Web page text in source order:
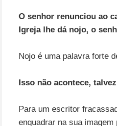
O senhor renunciou ao
Igreja lhe dá nojo, o
Nojo é uma palavra forte
Isso não acontece,
Para um escritor
enquadrar na sua